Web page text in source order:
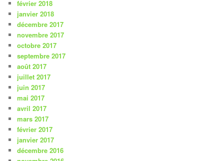
février 2018
janvier 2018
décembre 2017
novembre 2017
octobre 2017
septembre 2017
août 2017
juillet 2017
juin 2017
mai 2017
avril 2017
mars 2017
février 2017
janvier 2017
décembre 2016